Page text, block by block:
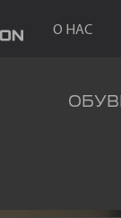
О НАС